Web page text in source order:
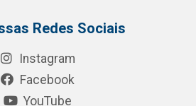
Redes Sociais
Instagram
Facebook
YouTube